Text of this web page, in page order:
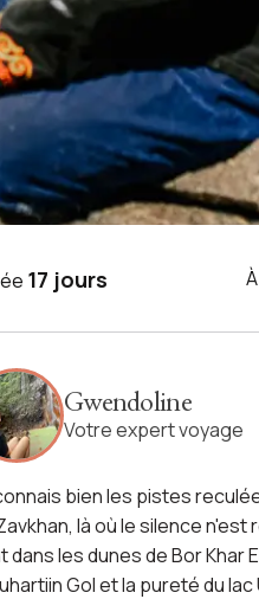
17 jours
Gwendoline
Votre expert voyage
bien les pistes
là où le silence n'est
dans les dunes de Bor Khar
Gol et la pureté du lac